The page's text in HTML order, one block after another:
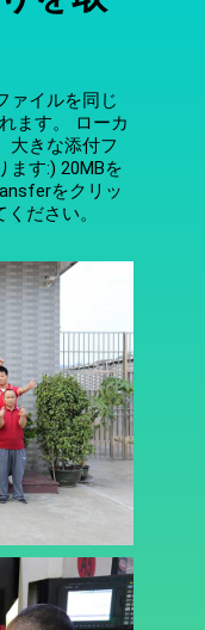
ァイルを同じ
ます。 ローカ
大きな添付フ
ます:) 20MBを
をクリッ
ださい。